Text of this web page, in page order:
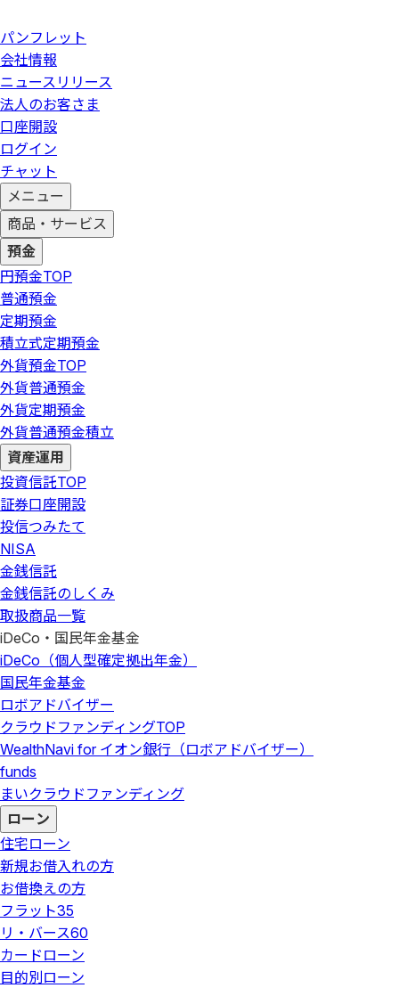
パンフレット
会社情報
ニュースリリース
法人のお客さま
口座開設
ログイン
チャット
メニュー
商品・サービス
預金
円預金TOP
普通預金
定期預金
積立式定期預金
外貨預金TOP
外貨普通預金
外貨定期預金
外貨普通預金積立
資産運用
投資信託TOP
証券口座開設
投信つみたて
NISA
金銭信託
金銭信託のしくみ
取扱商品一覧
iDeCo・国民年金基金
iDeCo（個人型確定拠出年金）
国民年金基金
ロボアドバイザー
クラウドファンディングTOP
WealthNavi for イオン銀行（ロボアドバイザー）
funds
まいクラウドファンディング
ローン
住宅ローン
新規お借入れの方
お借換えの方
フラット35
リ・バース60
カードローン
目的別ローン